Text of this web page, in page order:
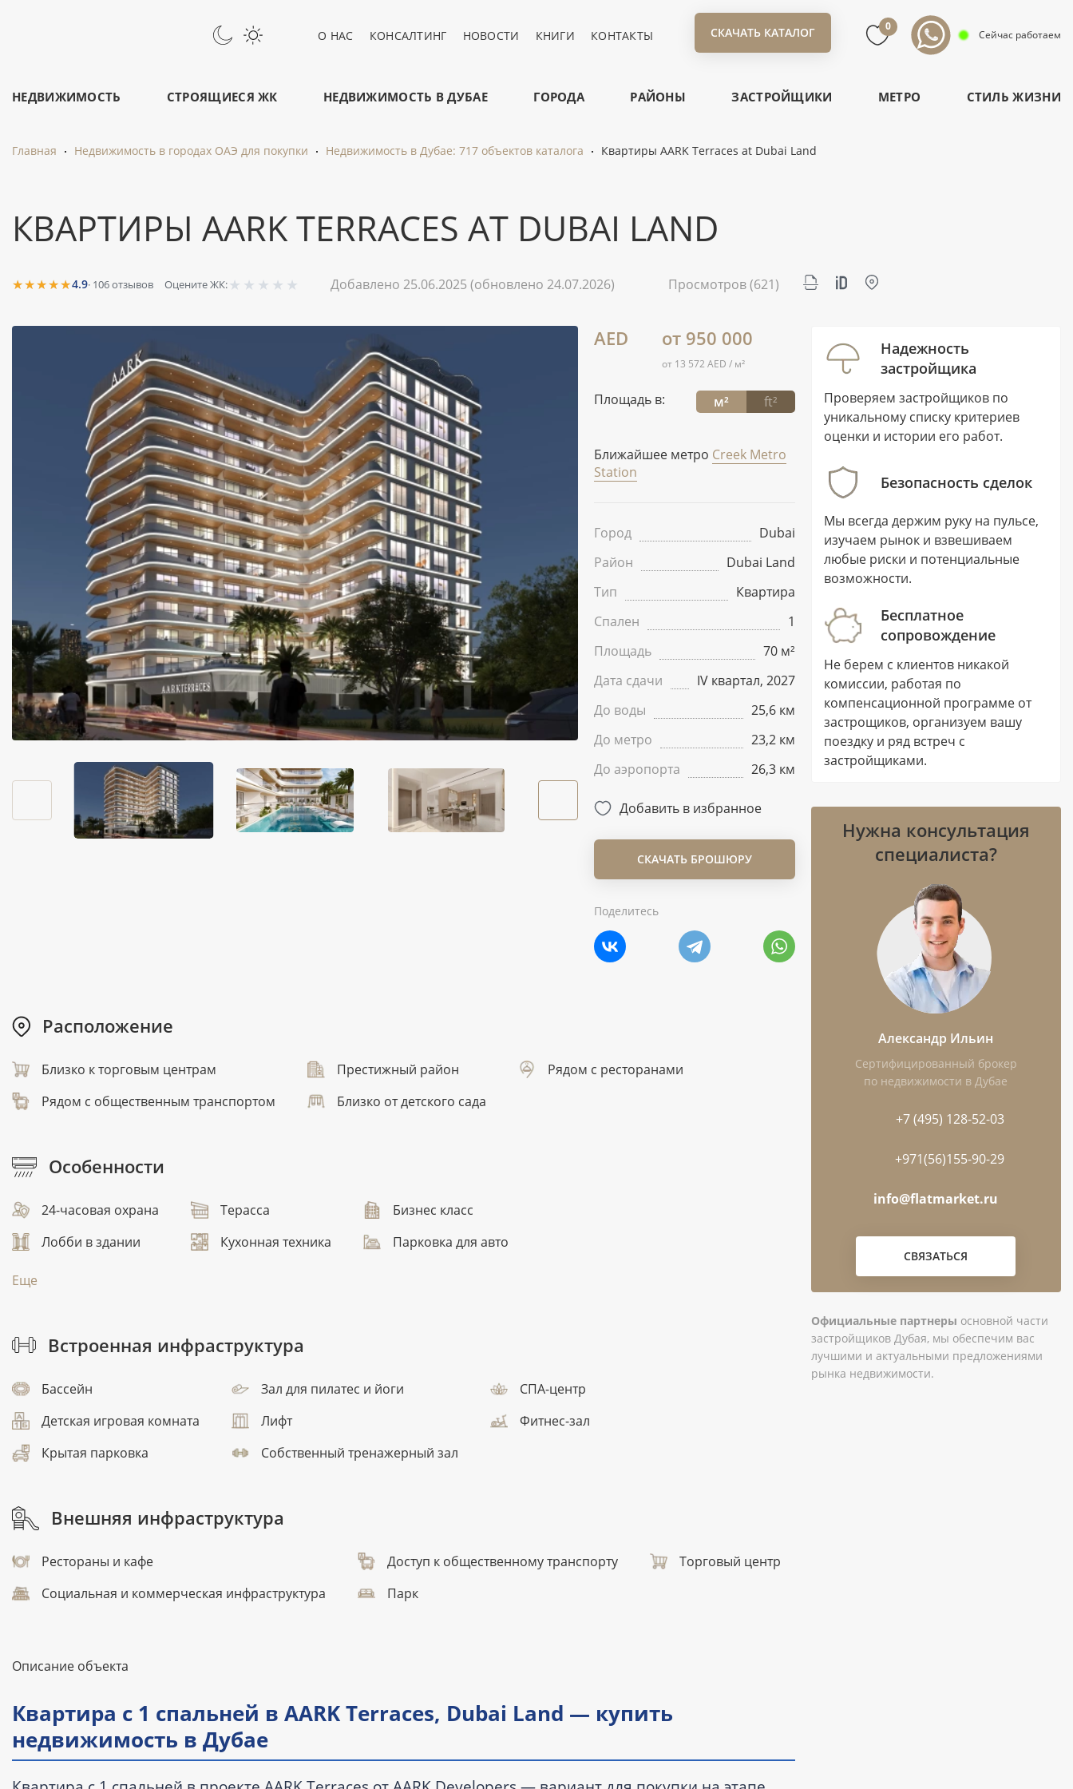
О НАС КОНСАЛТИНГ НОВОСТИ КНИГИ КОНТАКТЫ СКАЧАТЬ КАТАЛОГ 0
Сейчас работаем
НЕДВИЖИМОСТЬ СТРОЯЩИЕСЯ ЖК НЕДВИЖИМОСТЬ В ДУБАЕ ГОРОДА РАЙОНЫ ЗАСТРОЙЩИКИ МЕТРО СТИЛЬ ЖИЗНИ
Главная Недвижимость в городах ОАЭ для покупки Недвижимость в Дубае: 717 объектов каталога Квартиры AARK Terraces at Dubai Land
КВАРТИРЫ AARK TERRACES AT DUBAI LAND
★★★★★4.9· 106отзывов Оцените ЖК:★ ★ ★ ★ ★ Добавлено 25.06.2025 (обновлено 24.07.2026) Просмотров(621)
AED от 950 000
от 13 572 AED / м²
Площадь в: м² ft²
Ближайшее метро Creek Metro
Station
Город
Dubai
Район
Dubai Land
Тип
Квартира
Спален
1
Площадь
70 м²
Дата сдачи
IV квартал, 2027
До воды
25,6 км
До метро
23,2 км
До аэропорта
26,3 км
Добавить в избранное
СКАЧАТЬ БРОШЮРУ
Поделитесь
Расположение
Близко к торговым центрам Престижный район
Рядом с ресторанами
Рядом с общественным транспортом
Близко от детского сада
Особенности
24-часовая охрана Терасса
Бизнес класс
Лобби в здании
Кухонная техника Парковка для авто
Еще
Встроенная инфраструктура
Бассейн Зал для пилатес и йоги
СПА-центр
Детская игровая комната
Лифт
Фитнес-зал
Крытая парковка
Собственный тренажерный зал
Внешняя инфраструктура
Рестораны и кафе Доступ к общественному транспорту
Торговый центр
Социальная и коммерческая инфраструктура
Парк
Описание объекта
Квартира с 1 спальней в AARK Terraces, Dubai Land — купить
недвижимость в Дубае
Надежность
застройщика
Проверяем застройщиков по
уникальному списку критериев
оценки и истории его работ.
Безопасность сделок
Мы всегда держим руку на пульсе,
изучаем рынок и взвешиваем
любые риски и потенциальные
возможности.
Бесплатное
сопровождение
Не берем с клиентов никакой
комиссии, работая по
компенсационной программе от
застрощиков, организуем вашу
поездку и ряд встреч с
застройщиками.
Нужна консультация
специалиста?
Александр Ильин
Сертифицированный брокер
по недвижимости в Дубае
+7 (495) 128-52-03
+971(56)155-90-29
info@flatmarket.ru
СВЯЗАТЬСЯ
Официальные партнеры основной части
застройщиков Дубая, мы обеспечим вас
лучшими и актуальными предложениями
рынка недвижимости.